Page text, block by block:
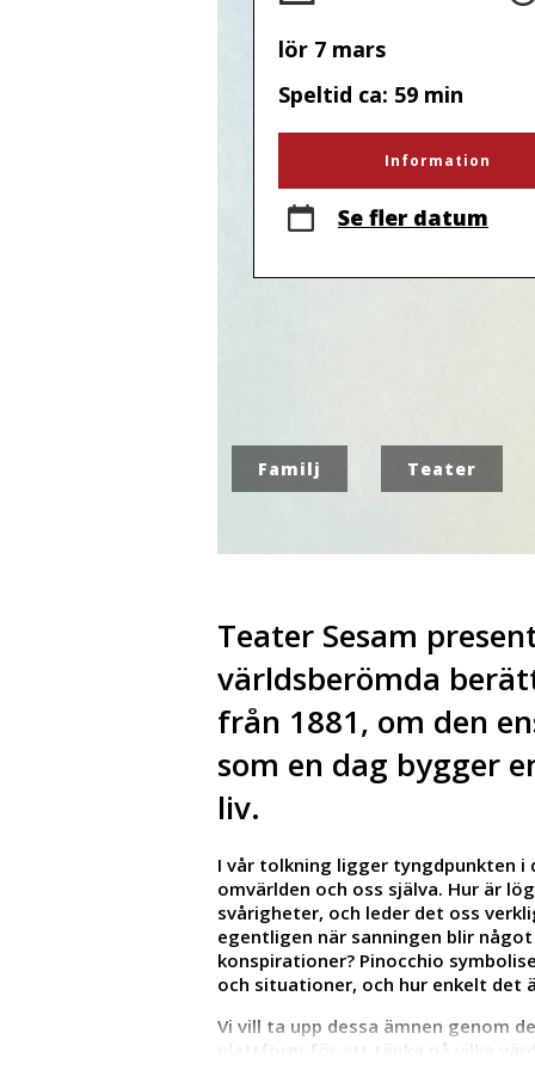
lör 7 mars
Speltid ca: 59 min
Information
Se fler datum
Familj Teater
Teater Sesam
världsberömda
från 1881, om den
som en dag bygger
liv.
I vår tolkning ligger tyngdpunkten i
omvärlden och oss själva. Hur är
svårigheter, och leder det oss
egentligen när sanningen blir
konspirationer? Pinocchio
och situationer, och hur enkelt det
Vi vill ta upp dessa ämnen genom
plattform för att tänka på vilka